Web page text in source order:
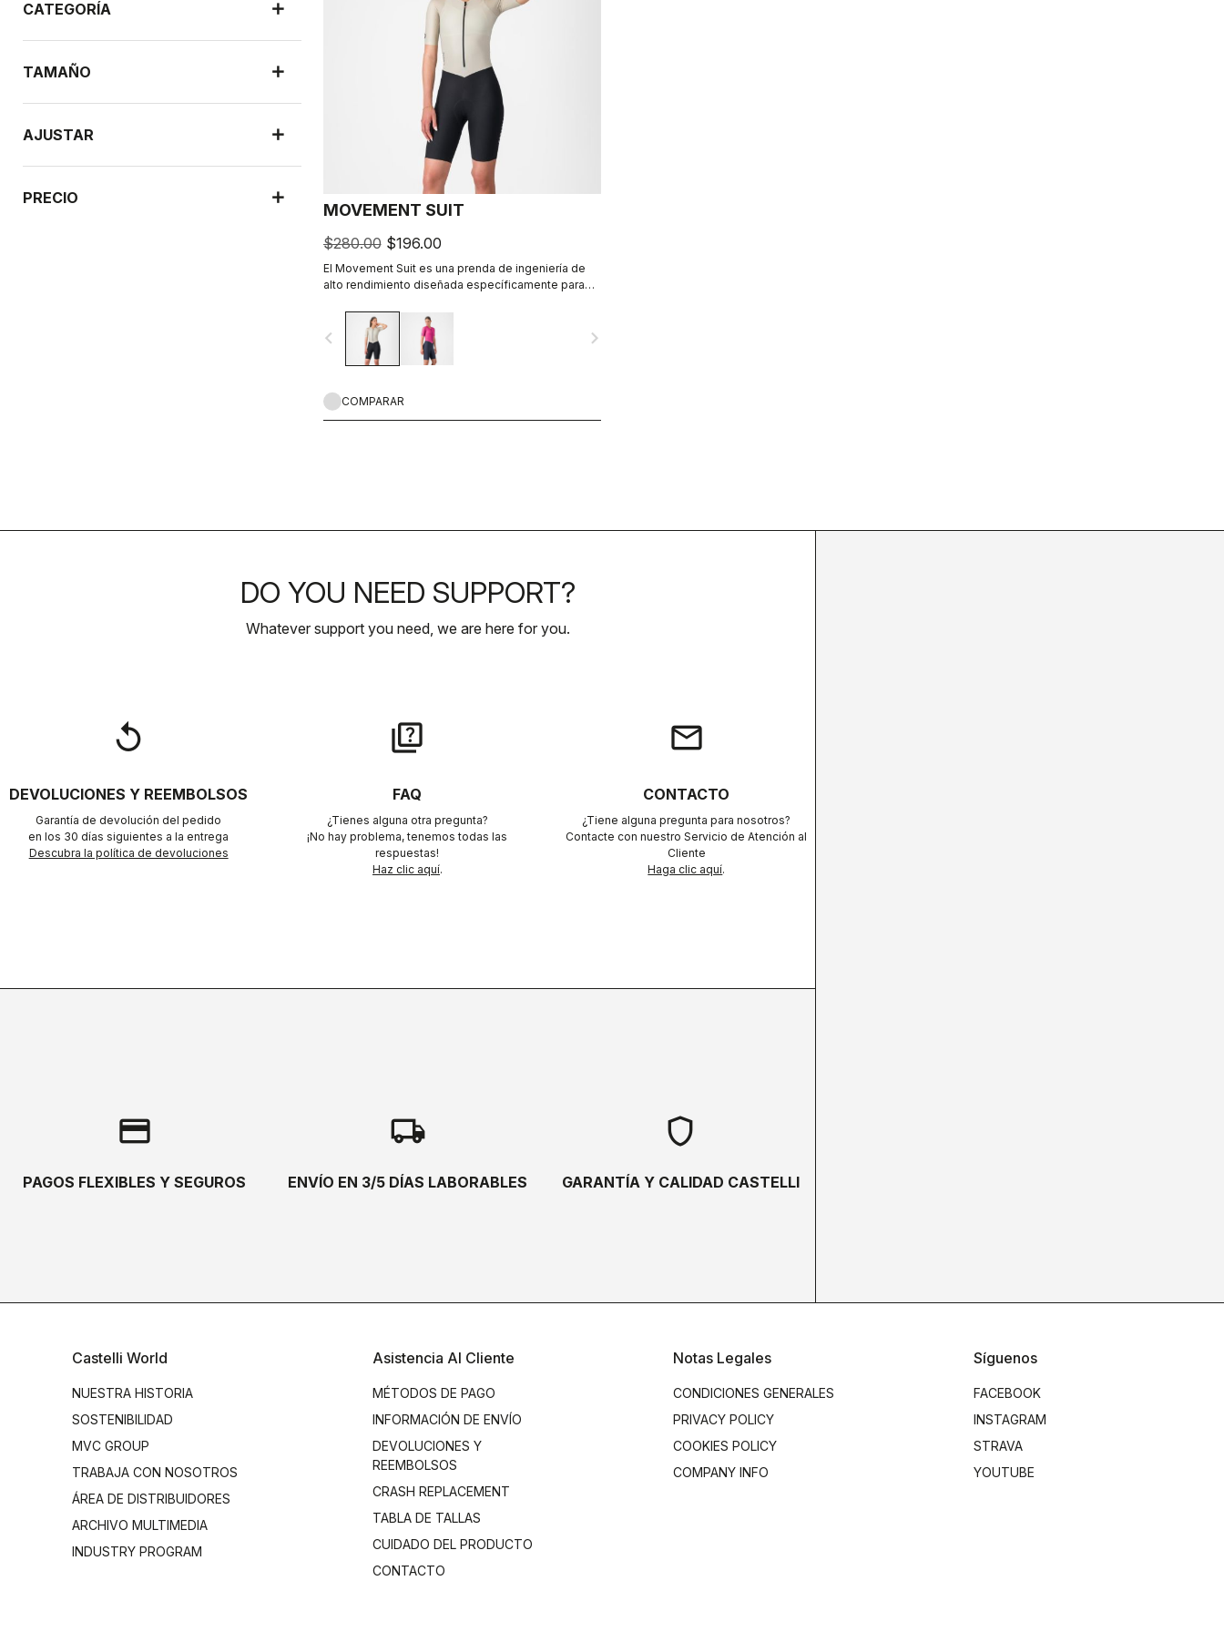
CATEGORÍA
TAMAÑO
AJUSTAR
PRECIO
MOVEMENT SUIT
$280.00 $196.00
El Movement Suit es una prenda de ingeniería de
alto rendimiento diseñada específicamente para
navigate_before navigate_next
COMPARAR
DO YOU NEED SUPPORT?
Whatever support you need, we are here for you.
replay
DEVOLUCIONES Y REEMBOLSOS
Garantía de devolución del pedido
en los 30 días siguientes a la entrega
Descubra la política de devoluciones
quiz
FAQ
¿Tienes alguna otra pregunta?
¡No hay problema, tenemos todas las
respuestas!
Haz clic aquí.
email
CONTACTO
¿Tiene alguna pregunta para nosotros?
Contacte con nuestro Servicio de Atención al
Cliente
Haga clic aquí.
credit_card
PAGOS FLEXIBLES Y SEGUROS
local_shipping
ENVÍO EN 3/5 DÍAS LABORABLES
shield
GARANTÍA Y CALIDAD CASTELLI
Castelli World
NUESTRA HISTORIA
SOSTENIBILIDAD
MVC GROUP
TRABAJA CON NOSOTROS
ÁREA DE DISTRIBUIDORES
ARCHIVO MULTIMEDIA
INDUSTRY PROGRAM
Asistencia Al Cliente
MÉTODOS DE PAGO
INFORMACIÓN DE ENVÍO
DEVOLUCIONES Y
REEMBOLSOS
CRASH REPLACEMENT
TABLA DE TALLAS
CUIDADO DEL PRODUCTO
CONTACTO
Notas Legales
CONDICIONES GENERALES
PRIVACY POLICY
COOKIES POLICY
COMPANY INFO
Síguenos
FACEBOOK
INSTAGRAM
STRAVA
YOUTUBE